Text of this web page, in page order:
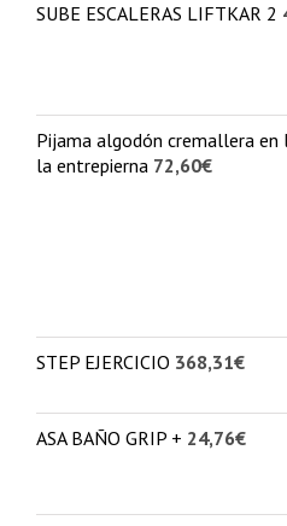
SUBE ESCALERAS LIFTKAR 2
Pijama algodón cremallera en
la entrepierna 72,60€
STEP EJERCICIO 368,31€
ASA BAÑO GRIP + 24,76€